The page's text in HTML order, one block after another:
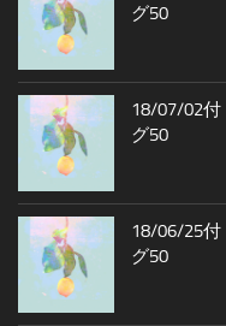
グ50
18/07/02
グ50
18/06/25
グ50